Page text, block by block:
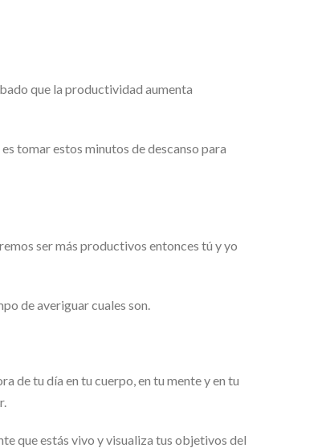
que la productividad aumenta
tomar estos minutos de descanso para
ser más productivos entonces tú y yo
de averiguar cuales son.
de tu día en tu cuerpo, en tu mente y en tu
que estás vivo y visualiza tus objetivos del